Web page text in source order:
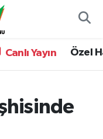
Canlı Yayın Özel